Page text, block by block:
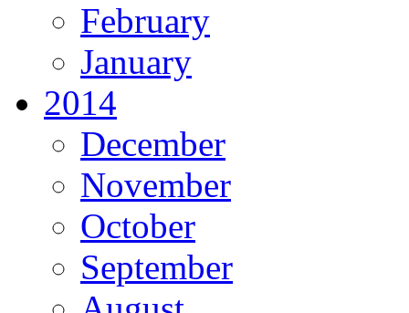
February
January
2014
December
November
October
September